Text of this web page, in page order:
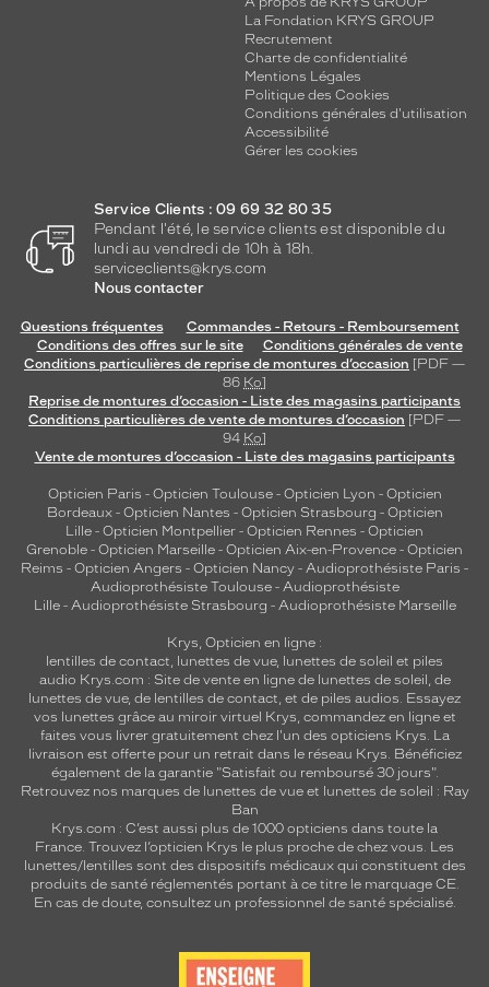
La Fondation KRYS GROUP
Recrutement
Charte de confidentialité
Mentions Légales
Politique des Cookies
Conditions générales d'utilisation
Accessibilité
Gérer les cookies
Service Clients : 09 69 32 80 35
Pendant l'été, le service clients est disponible du
lundi au vendredi de 10h à 18h.
serviceclients@krys.com
Nous contacter
Questions fréquentes
Commandes - Retours - Remboursement
Conditions des offres sur le site
Conditions générales de vente
Conditions particulières de reprise de montures d’occasion [PDF —
86 Ko]
Reprise de montures d’occasion - Liste des magasins participants
Conditions particulières de vente de montures d’occasion [PDF —
94 Ko]
Vente de montures d’occasion - Liste des magasins participants
Opticien Paris - Opticien Toulouse- Opticien Lyon - Opticien
Bordeaux- Opticien Nantes - Opticien Strasbourg - Opticien
Lille - Opticien Montpellier - Opticien Rennes - Opticien
Grenoble - Opticien Marseille - Opticien Aix-en-Provence - Opticien
Reims - Opticien Angers - Opticien Nancy - Audioprothésiste Paris -
Audioprothésiste Toulouse- Audioprothésiste
Lille- Audioprothésiste Strasbourg - Audioprothésiste Marseille
Krys, Opticien en ligne :
lentilles de contact, lunettes de vue, lunettes de soleil et piles
audio Krys.com : Site de vente en ligne de lunettes de soleil, de
lunettes de vue, de lentilles de contact, et de piles audios. Essayez
vos lunettes grâce au miroir virtuel Krys, commandez en ligne et
faites vous livrer gratuitement chez l'un des opticiens Krys. La
livraison est offerte pour un retrait dans le réseau Krys. Bénéficiez
également de la garantie "Satisfait ou remboursé 30 jours".
Retrouvez nos marques de lunettes de vue et lunettes de soleil : Ray
Ban
Krys.com : C’est aussi plus de 1000 opticiens dans toute la
France. Trouvez l’opticien Krys le plus proche de chez vous. Les
lunettes/lentilles sont des dispositifs médicaux qui constituent des
produits de santé réglementés portant à ce titre le marquage CE.
En cas de doute, consultez un professionnel de santé spécialisé.